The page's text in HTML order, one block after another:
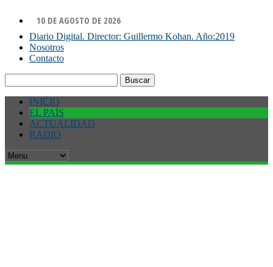
10 DE AGOSTO DE 2026
Diario Digital. Director: Guillermo Kohan. Año:2019
Nosotros
Contacto
INICIO
EL PAÍS
ACTUALIDAD
RADIO